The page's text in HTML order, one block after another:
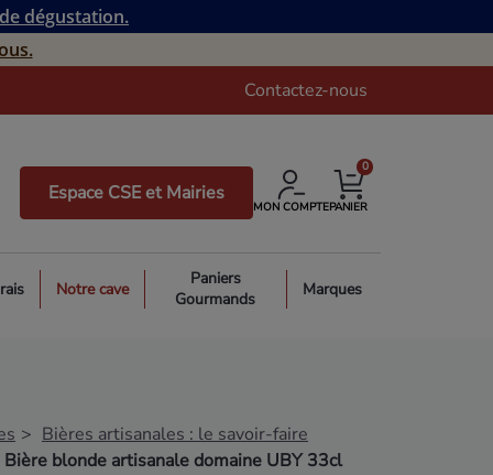
dégustation.
Contactez-nous
Espace CSE et Mairies
MON COMPTEPANIER
0
Notre cave
Paniers
Gourmands
Marques
Bières artisanales : le savoir-faire
Bière blonde artisanale domaine UBY 33cl